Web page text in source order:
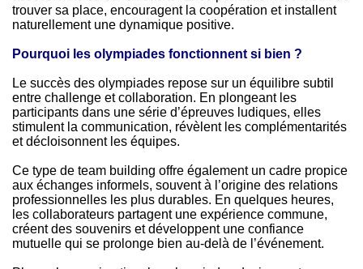
trouver sa place, encouragent la coopération et installent
naturellement une dynamique positive.
Pourquoi les olympiades fonctionnent si bien ?
Le succès des olympiades repose sur un équilibre subtil
entre challenge et collaboration. En plongeant les
participants dans une série d’épreuves ludiques, elles
stimulent la communication, révèlent les complémentarités
et décloisonnent les équipes.
Ce type de team building offre également un cadre propice
aux échanges informels, souvent à l’origine des relations
professionnelles les plus durables. En quelques heures,
les collaborateurs partagent une expérience commune,
créent des souvenirs et développent une confiance
mutuelle qui se prolonge bien au-delà de l’événement.